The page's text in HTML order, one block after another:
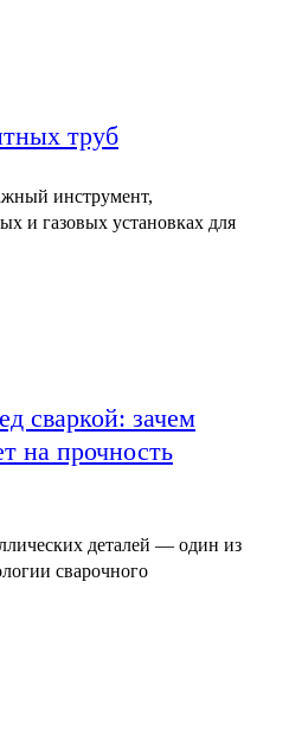
труб
инструмент,
и газовых установках для
сваркой: зачем
на прочность
деталей — один из
сварочного